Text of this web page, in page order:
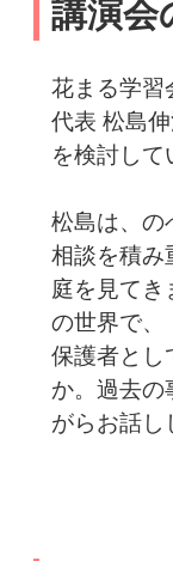
講演会
花まる学習
代表 松島
を検討して
松島は、の
相談を積み
庭を見てき
の世界で、
保護者とし
か。過去の
がらお話し